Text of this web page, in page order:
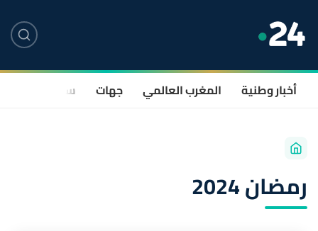
أخبار وطنية المغرب العالمي جهات سياسة
رمضان 2024